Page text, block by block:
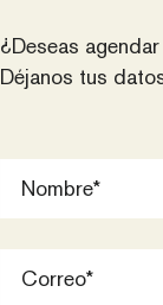
¿Deseas
Déjanos tus